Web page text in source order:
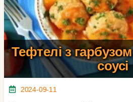
Тефтелі з
соусі
2024-09-11